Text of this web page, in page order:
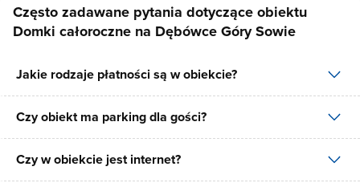
Często zadawane pytania dotyczące obiektu
Domki całoroczne na Dębówce Góry Sowie
Jakie rodzaje płatności są w obiekcie?
W obiekcie dostępne są następujące formy płatności: gotówka,
płatność przelewem.
Czy obiekt ma parking dla gości?
Tak, Domki całoroczne na Dębówce Góry Sowie posiada
bezpłatny parking dla gości na 2 miejsca.
Czy w obiekcie jest internet?